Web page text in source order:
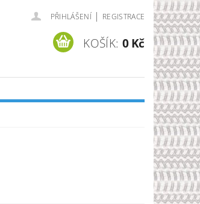
PŘIHLÁŠENÍ | REGISTRACE
KOŠÍK: 0 Kč